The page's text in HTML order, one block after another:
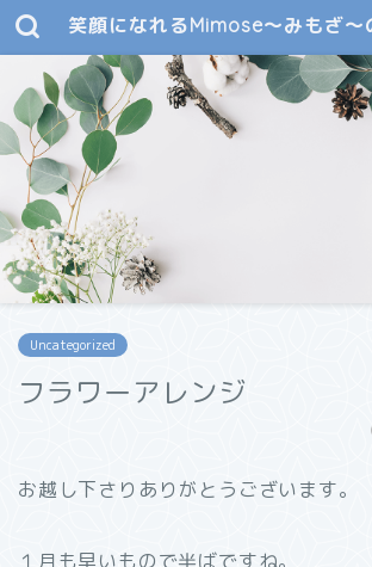
笑顔になれるMimose～みもざ～
Uncategorized
フラワーアレンジ
お越し下さりありがとうございます。
１月も早いもので半ばですね。